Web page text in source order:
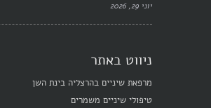
יוני 29, 2026
ניווט באתר
מרפאת שיניים בהרצליה בינת השן
טיפולי שיניים משמרים